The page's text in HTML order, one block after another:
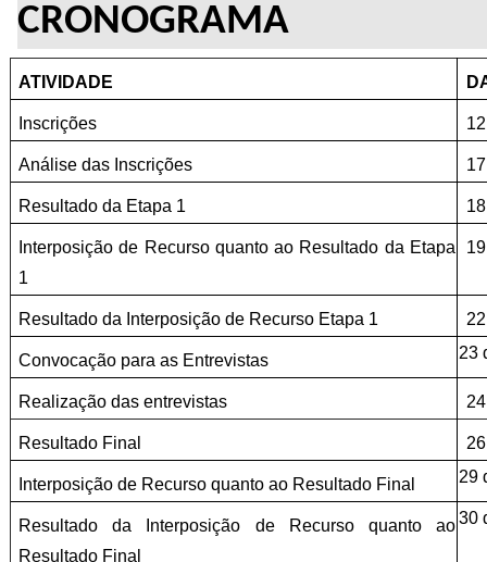
CRONOGRAMA
ATIVIDADE
Inscrições
Análise das Inscrições
Resultado da Etapa 1
Interposição de Recurso quanto ao Resultado da Etapa
1
Resultado da Interposição de Recurso Etapa 1
Convocação para as Entrevistas 23
Realização das entrevistas
Resultado Final
Interposição de Recurso quanto ao Resultado Final 29
Resultado da Interposição de Recurso quanto ao
Resultado Final
30